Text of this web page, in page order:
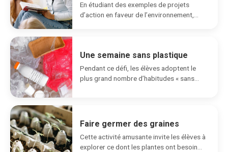
En étudiant des exemples de projets
d’action en faveur de l’environnement,
Une semaine sans plastique
Pendant ce défi, les élèves adoptent le
plus grand nombre d’habitudes « sans
Faire germer des graines
Cette activité amusante invite les élèves à
explorer ce dont les plantes ont besoin